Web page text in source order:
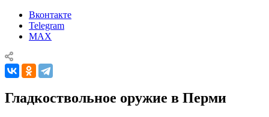
Вконтакте
Telegram
MAX
Гладкоствольное оружие в Перми